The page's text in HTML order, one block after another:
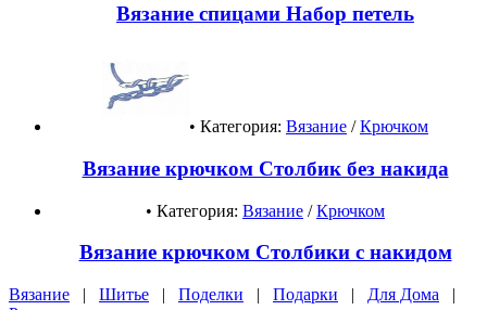
Вязание спицами Набор петель
• Категория: Вязание /Крючком
Вязание крючком Столбик без накида
• Категория: Вязание /Крючком
Вязание крючком Столбики с накидом
Вязание | Шитье | Поделки | Подарки | Для Дома |